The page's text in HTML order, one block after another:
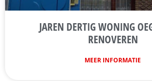
JAREN DERTIG WONING
RENOVEREN
MEER INFORMATIE